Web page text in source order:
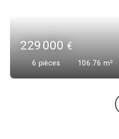
229 000€
6 pièces 106.76 m²